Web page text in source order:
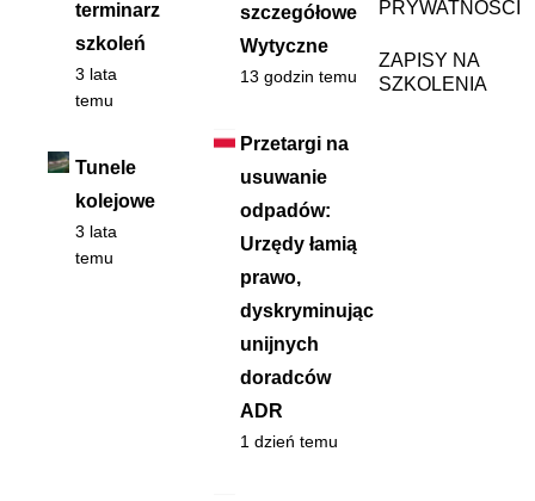
terminarz
szkoleń
3 lata
temu
Tunele
kolejowe
3 lata
temu
szczegółowe
Wytyczne
13 godzin temu
Przetargi na
usuwanie
odpadów:
Urzędy łamią
prawo,
dyskryminując
unijnych
doradców
ADR
1 dzień temu
PRYWATNOŚCI
ZAPISY NA
SZKOLENIA